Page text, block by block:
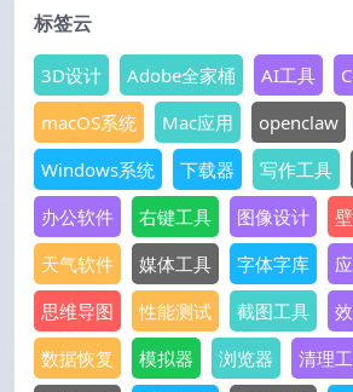
标签云
3D设计 Adobe全家桶 AI工具
macOS系统
Mac应用 openclaw
Windows系统
下载器 写作工具
办公软件
右键工具 图像设计
天气软件
媒体工具 字体字库
思维导图
性能测试 截图工具
数据恢复
模拟器 浏览器 清理